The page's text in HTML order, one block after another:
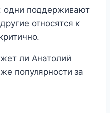
одни поддерживают
относятся к
ли Анатолий
популярности за